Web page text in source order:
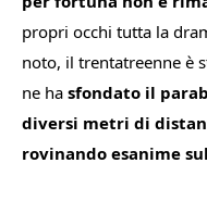
propri occhi tutta la
noto, il trentatreenne è
ne ha sfondato il
diversi metri di
rovinando esanime